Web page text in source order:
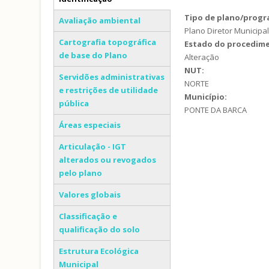
(separador ativo)
Avaliação ambiental
Cartografia topográfica
de base do Plano
Servidões administrativas
e restrições de utilidade
pública
Áreas especiais
Articulação - IGT
alterados ou revogados
pelo plano
Valores globais
Classificação e
qualificação do solo
Estrutura Ecológica
Municipal
Tipo de plano/
Plano Diretor Municipal
Estado do
Alteração
NUT:
NORTE
Município:
PONTE DA BARCA